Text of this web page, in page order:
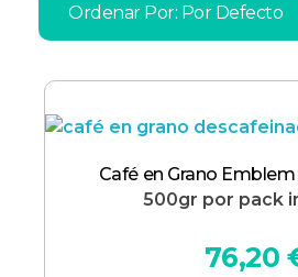
Ordenar Por: Por Defecto
Café en Grano
500gr por pack
76,20